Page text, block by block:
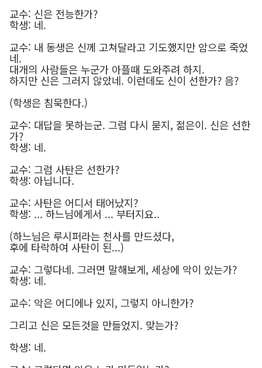
교수: 신은 전능한가?
학생: 네.
교수: 내 동생은 신께 고쳐달라고 기도했지만 암으로 죽었
네.
대개의 사람들은 누군가 아플때 도와주려 하지.
하지만 신은 그러지 않았네. 이런데도 신이 선한가? 음?
(학생은 침묵한다.)
교수: 대답을 못하는군. 그럼 다시 묻지, 젊은이. 신은 선한
가?
학생: 네.
교수: 그럼 사탄은 선한가?
학생: 아닙니다.
교수: 사탄은 어디서 태어났지?
학생: ... 하느님에게서 ... 부터지요..
(하느님은 루시퍼라는 천사를 만드셨다,
후에 타락하여 사탄이 된...)
교수: 그렇다네. 그러면 말해보게, 세상에 악이 있는가?
학생: 네.
교수: 악은 어디에나 있지, 그렇지 아니한가?
그리고 신은 모든것을 만들었지. 맞는가?
학생: 네.